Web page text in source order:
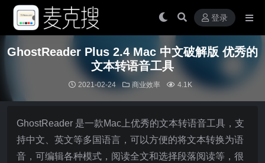
登录
GhostReader Plus 2.4 Mac 中文破解版 优秀的
文本转语音工具
2021-02-24 商业效率 4.1K
GhostReader 是一款Mac上优秀的文本转语音工具，支
持中文、英文等多国语言，可以方便的将文本转换为语
音，可编辑各种模式，阅读全文和选择段落阅读等，很